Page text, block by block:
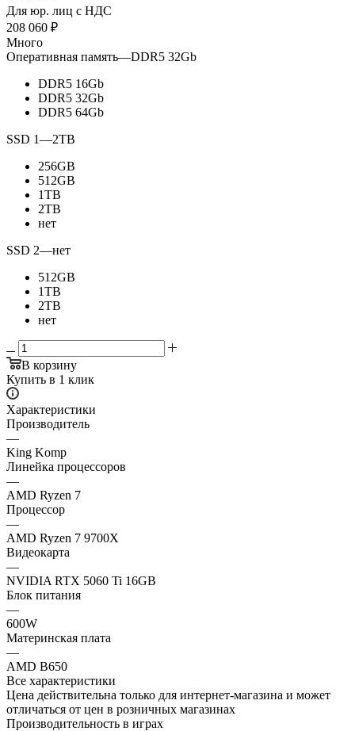
Для юр. лиц c НДС
208 060 ₽
Много
Оперативная память—DDR5 32Gb
DDR5 16Gb
DDR5 32Gb
DDR5 64Gb
SSD 1—2TB
256GB
512GB
1TB
2TB
нет
SSD 2—нет
512GB
1TB
2TB
нет
В корзину
Купить в 1 клик
Характеристики
Производитель
—
King Komp
Линейка процессоров
—
AMD Ryzen 7
Процессор
—
AMD Ryzen 7 9700X
Видеокарта
—
NVIDIA RTX 5060 Ti 16GB
Блок питания
—
600W
Материнская плата
—
AMD B650
Все характеристики
Цена действительна только для интернет-магазина и может
отличаться от цен в розничных магазинах
Производительность в играх